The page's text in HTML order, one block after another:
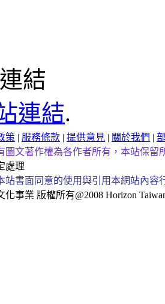
結
連結.
策 | 服務條款 | 提供意見 | 關於我們 |
圖文著作權為各作者所有，本站保留
處理
站書面同意的使用與引用本網站內
化事業 版權所有@2008 Horizon